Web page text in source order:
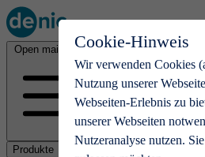
Cookie-Hinweis
Wir verwenden Cookies
Nutzung unserer
Webseiten-Erlebnis zu
unserer Webseiten
Nutzeranalyse nutzen.
Open main menu
Produkte